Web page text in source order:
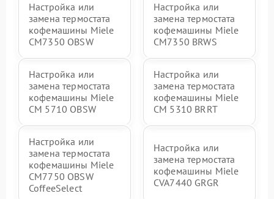
Настройка или
замена термостата
кофемашины Miele
CM7350 OBSW
Настройка или
замена термостата
кофемашины Miele
CM7350 BRWS
Настройка или
замена термостата
кофемашины Miele
CM 5710 OBSW
Настройка или
замена термостата
кофемашины Miele
CM 5310 BRRT
Настройка или
замена термостата
кофемашины Miele
CM7750 OBSW
CoffeeSelect
Настройка или
замена термостата
кофемашины Miele
CVA7440 GRGR